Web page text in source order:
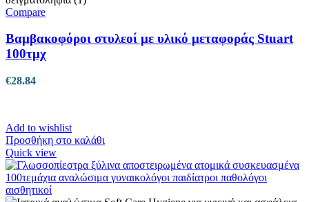
Compare
Βαμβακοφόροι στυλεοί με υλικό μεταφοράς Stuart
100τμχ
€28.84
Add to wishlist
Προσθήκη στο καλάθι
Quick view